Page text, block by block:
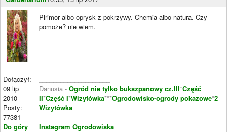
Dołączył:
09 lip
2010
Posty:
77381
Do góry
Pirimor albo oprysk z pokrzywy. Chemia albo natura. Czy
pomoże? nie wiem.
Danusia - Ogród nie tylko bukszpanowy cz.III*Część
II*Część I*Wizytówka***Ogrodowisko-ogrody pokazowe*2
Wizytówka
Instagram Ogrodowiska